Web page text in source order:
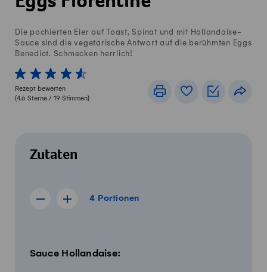
Die pochierten Eier auf Toast, Spinat und mit Hollandaise-
Sauce sind die vegetarische Antwort auf die berühmten Eggs
Benedict. Schmecken herrlich!
1 von 5 Sterne
2 von 5 Sterne
3 von 5 Sterne
4 von 5 Sterne
5 von 5 Sterne
Rezept bewerten
(4.6 Sterne / 19 Stimmen)
DruckenRezeptbuch
Zutaten
4 Portionen
Rezept für 3 Portionen anzeigen
Rezept für 5 Portionen anzeigen
4 Portionen
Sauce Hollandaise: